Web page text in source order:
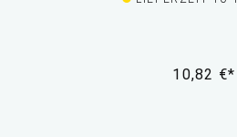
10,82 €*